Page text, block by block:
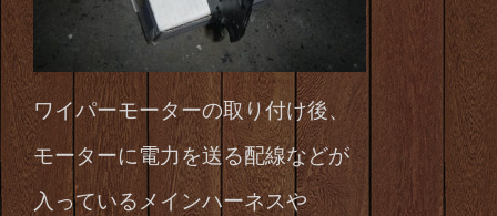
ワイパーモーターの取り付け後、
モーターに電力を送る配線などが
入っているメインハーネスや